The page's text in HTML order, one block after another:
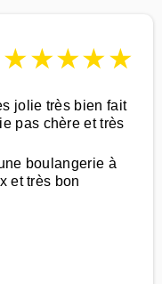
★★★★★
jolie très bien fait
pas chère et très
boulangerie à
et très bon